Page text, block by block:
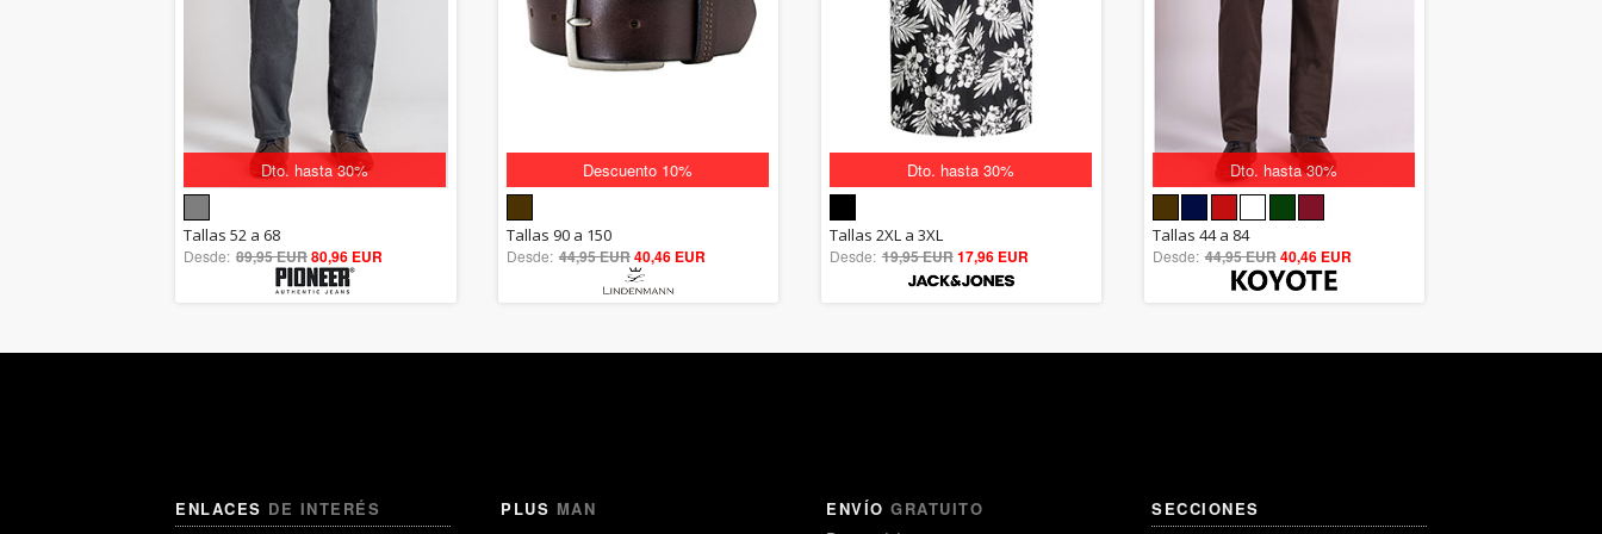
Dto. hasta 30%
5.00
out of 5
Tallas 52 a 68
Desde: 89,95 EUR80,96 EUR
Descuento 10%
5.00
out of 5
Tallas 90 a 150
Desde: 44,95 EUR40,46 EUR
Dto. hasta 30%
5.00
out of 5
Tallas 2XL a 3XL
Desde: 19,95 EUR17,96 EUR
Dto. hasta 30%
5.00
out of 5
Tallas 44 a 84
Desde: 44,95 EUR40,46 EUR
ENLACES DE INTERÉS PLUS MAN
ENVÍO GRATUITO
SECCIONES